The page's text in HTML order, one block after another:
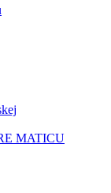
MATICU